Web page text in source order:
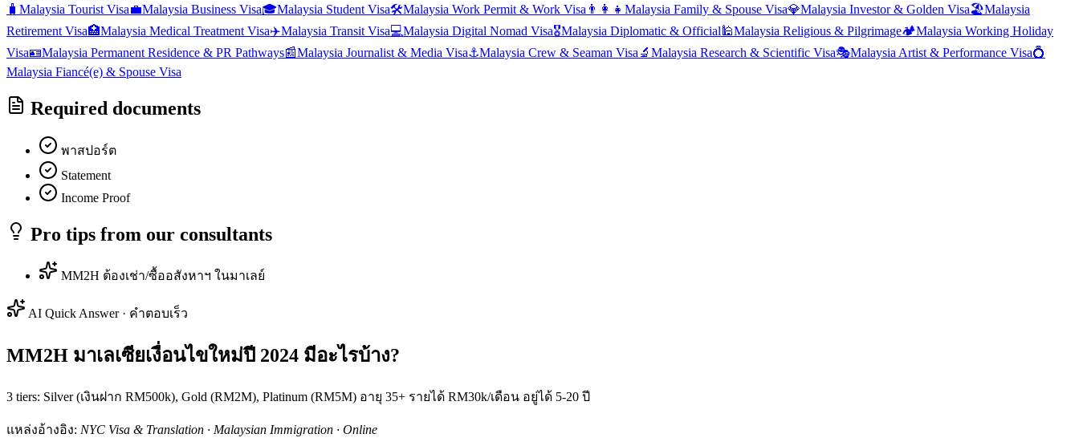
🧳 Malaysia Tourist Visa💼Malaysia Business Visa🎓Malaysia Student Visa🛠️Malaysia Work Permit & Work Visa 👨‍👩‍👧 Malaysia Family & Spouse Visa💎Malaysia Investor & Golden Visa🏖️Malaysia
Retirement Visa🏥Malaysia Medical Treatment Visa✈️Malaysia Transit Visa💻Malaysia Digital Nomad Visa🎖️Malaysia Diplomatic & Official 🕌Malaysia Religious & Pilgrimage🏕️Malaysia Working Holiday
Visa🪪Malaysia Permanent Residence & PR Pathways📰Malaysia Journalist & Media Visa⚓Malaysia Crew & Seaman Visa 🔬 Malaysia Research & Scientific Visa🎭Malaysia Artist & Performance Visa💍
Malaysia Fiancé(e) & Spouse Visa
Required documents
พาสปอร์ต
Statement
Income Proof
Pro tips from our consultants
MM2H ต้องเช่า/ซื้ออสังหาฯ ในมาเลย์
AI Quick Answer · คำตอบเร็ว
MM2H มาเลเซียเงื่อนไขใหม่ปี 2024 มีอะไรบ้าง?
3 tiers: Silver (เงินฝาก RM500k), Gold (RM2M), Platinum (RM5M) อายุ 35+ รายได้ RM30k/เดือน อยู่ได้ 5-20 ปี
แหล่งอ้างอิง: NYC Visa & Translation · Malaysian Immigration · Online